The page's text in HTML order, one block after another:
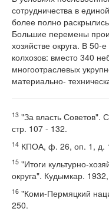
сотрудничества в
более полно
Большие перемены
хозяйстве округа. В
колхозов: вместо 340
многоотраслевых
материально-
13 "За власть Советов".
стр. 107 - 132.
14 КПОА, ф. 26, оп. 1, д.
15 "Итоги культурно-
округа". Кудымкар.
16 "Коми-Пермяцкий
250.